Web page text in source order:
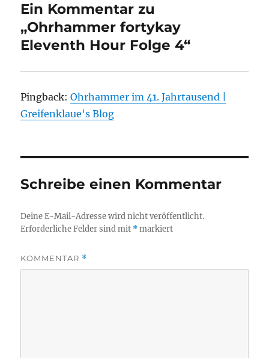
Ein Kommentar zu
„Ohrhammer fortykay
Eleventh Hour Folge 4“
Pingback:Ohrhammer im 41. Jahrtausend |
Greifenklaue's Blog
Schreibe einen Kommentar
Deine E-Mail-Adresse wird nicht veröffentlicht.
Erforderliche Felder sind mit *markiert
KOMMENTAR *